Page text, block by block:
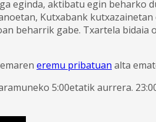
eginda, aktibatu egin beharko
Kutxabank
beharrik gabe. Txartela
eremu pribatuan alta
5:00etatik aurrera.